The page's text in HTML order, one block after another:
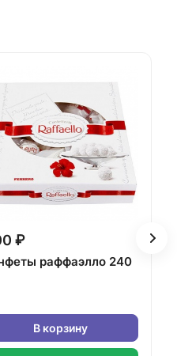
₽
раффаэлло 240
В корзину